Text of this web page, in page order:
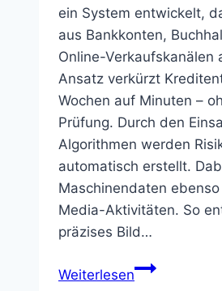
ein System entwickelt,
aus Bankkonten,
Online-Verkaufskanälen
Ansatz verkürzt
Wochen auf Minuten –
Prüfung. Durch den
Algorithmen werden
automatisch erstellt.
Maschinendaten
Media-Aktivitäten. So
präzises Bild…
WeiterlesenKabbage